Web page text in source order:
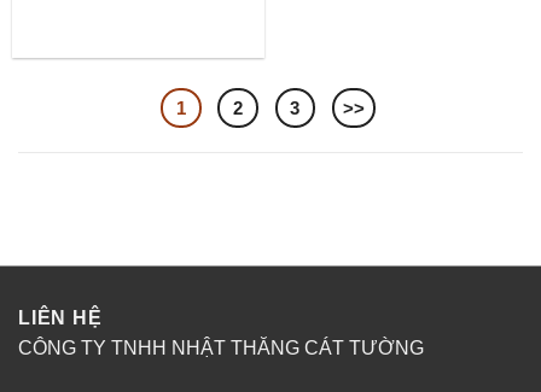
1 2 3 >>
LIÊN HỆ
CÔNG TY TNHH NHẬT THĂNG CÁT TƯỜNG